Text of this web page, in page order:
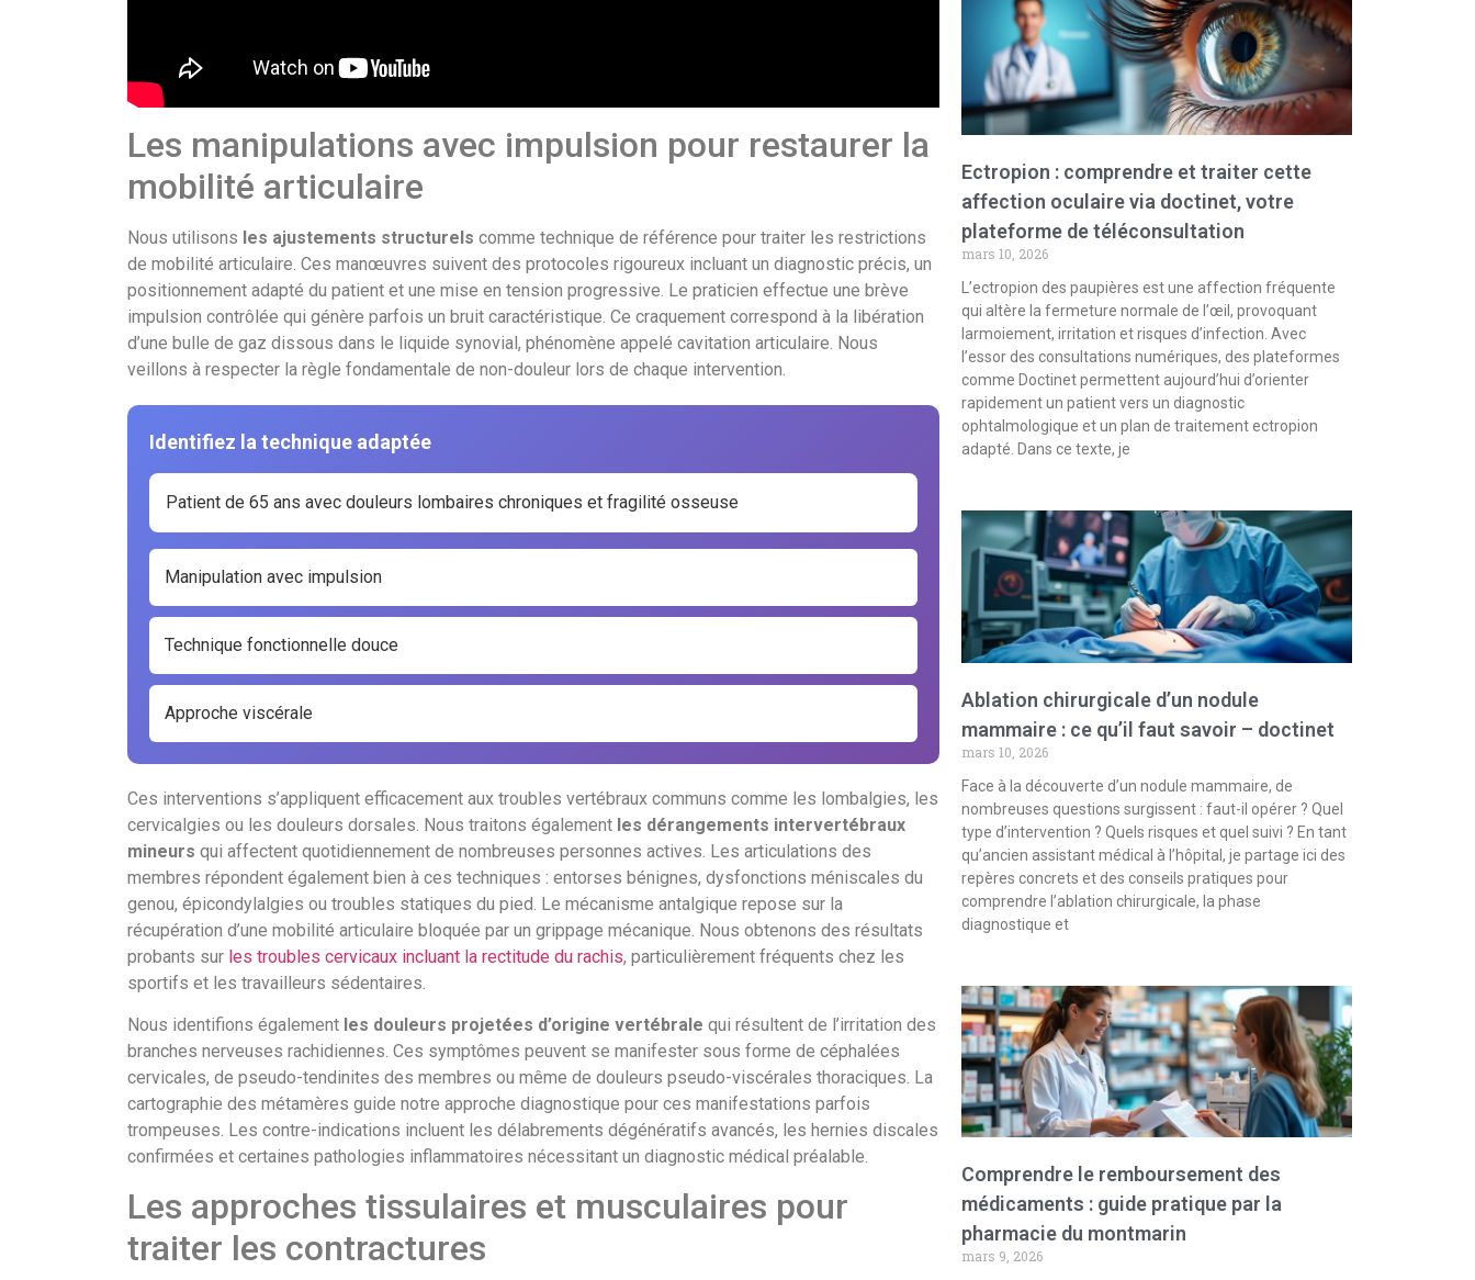
Ectropion : comprendre et traiter cette
affection oculaire via doctinet, votre
plateforme de téléconsultation
mars 10, 2026
L’ectropion des paupières est une affection fréquente
qui altère la fermeture normale de l’œil, provoquant
larmoiement, irritation et risques d’infection. Avec
l’essor des consultations numériques, des plateformes
comme Doctinet permettent aujourd’hui d’orienter
rapidement un patient vers un diagnostic
ophtalmologique et un plan de traitement ectropion
adapté. Dans ce texte, je
Ablation chirurgicale d’un nodule
mammaire : ce qu’il faut savoir – doctinet
mars 10, 2026
Face à la découverte d’un nodule mammaire, de
nombreuses questions surgissent : faut-il opérer ? Quel
type d’intervention ? Quels risques et quel suivi ? En tant
qu’ancien assistant médical à l’hôpital, je partage ici des
repères concrets et des conseils pratiques pour
comprendre l’ablation chirurgicale, la phase
diagnostique et
Comprendre le remboursement des
médicaments : guide pratique par la
pharmacie du montmarin
mars 9, 2026
Les manipulations avec impulsion pour restaurer la
mobilité articulaire
Nous utilisons les ajustements structurels comme technique de référence pour traiter les restrictions
de mobilité articulaire. Ces manœuvres suivent des protocoles rigoureux incluant un diagnostic précis, un
positionnement adapté du patient et une mise en tension progressive. Le praticien effectue une brève
impulsion contrôlée qui génère parfois un bruit caractéristique. Ce craquement correspond à la libération
d’une bulle de gaz dissous dans le liquide synovial, phénomène appelé cavitation articulaire. Nous
veillons à respecter la règle fondamentale de non-douleur lors de chaque intervention.
Identifiez la technique adaptée
Patient de 65 ans avec douleurs lombaires chroniques et fragilité osseuse
Manipulation avec impulsion
Technique fonctionnelle douce
Approche viscérale
Ces interventions s’appliquent efficacement aux troubles vertébraux communs comme les lombalgies, les
cervicalgies ou les douleurs dorsales. Nous traitons également les dérangements intervertébraux
mineurs qui affectent quotidiennement de nombreuses personnes actives. Les articulations des
membres répondent également bien à ces techniques : entorses bénignes, dysfonctions méniscales du
genou, épicondylalgies ou troubles statiques du pied. Le mécanisme antalgique repose sur la
récupération d’une mobilité articulaire bloquée par un grippage mécanique. Nous obtenons des résultats
probants sur les troubles cervicaux incluant la rectitude du rachis, particulièrement fréquents chez les
sportifs et les travailleurs sédentaires.
Nous identifions également les douleurs projetées d’origine vertébrale qui résultent de l’irritation des
branches nerveuses rachidiennes. Ces symptômes peuvent se manifester sous forme de céphalées
cervicales, de pseudo-tendinites des membres ou même de douleurs pseudo-viscérales thoraciques. La
cartographie des métamères guide notre approche diagnostique pour ces manifestations parfois
trompeuses. Les contre-indications incluent les délabrements dégénératifs avancés, les hernies discales
confirmées et certaines pathologies inflammatoires nécessitant un diagnostic médical préalable.
Les approches tissulaires et musculaires pour
traiter les contractures